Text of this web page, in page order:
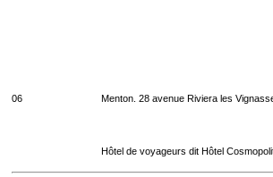
06 Menton. 28 avenue Riviera les
Hôtel de voyageurs dit Hôtel